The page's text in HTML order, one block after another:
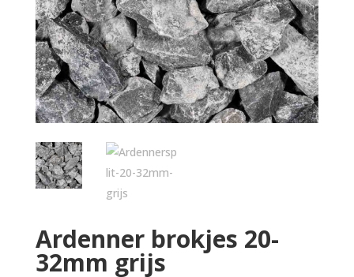
Ardenner brokjes 20-
32mm grijs